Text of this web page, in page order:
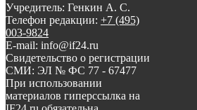
Учредитель: Генкин А. С.
Телефон редакции: +7 (495)
003-9824
E-mail: info@if24.ru
Свидетельство о регистрации
СМИ: ЭЛ № ФС 77 - 67477
При использовании
материалов гиперссылка на